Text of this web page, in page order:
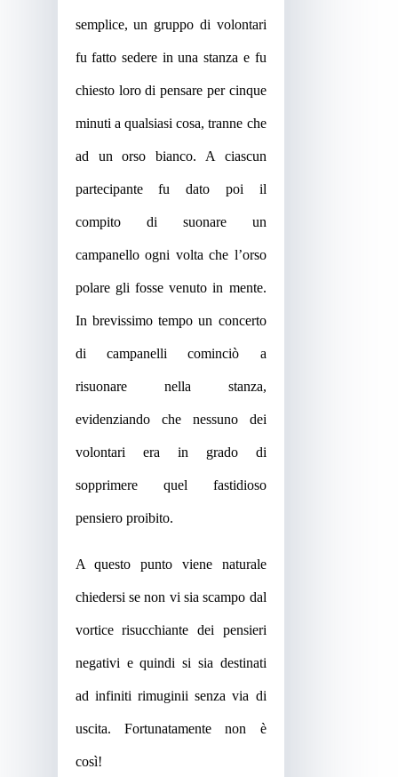
semplice, un gruppo di volontari
fu fatto sedere in una stanza e fu
chiesto loro di pensare per cinque
minuti a qualsiasi cosa, tranne che
ad un orso bianco. A ciascun
partecipante fu dato poi il
compito di suonare un
campanello ogni volta che l’orso
polare gli fosse venuto in mente.
In brevissimo tempo un concerto
di campanelli cominciò a
risuonare nella stanza,
evidenziando che nessuno dei
volontari era in grado di
sopprimere quel fastidioso
pensiero proibito.
A questo punto viene naturale
chiedersi se non vi sia scampo dal
vortice risucchiante dei pensieri
negativi e quindi si sia destinati
ad infiniti rimuginii senza via di
uscita. Fortunatamente non è
così!